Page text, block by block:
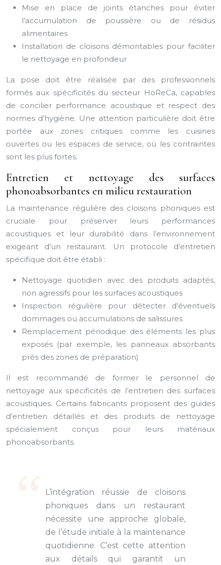
Mise en place de joints étanches pour éviter
l’accumulation de poussière ou de résidus
alimentaires
Installation de cloisons démontables pour faciliter
le nettoyage en profondeur
La pose doit être réalisée par des professionnels
formés aux spécificités du secteur HoReCa, capables
de concilier performance acoustique et respect des
normes d’hygiène. Une attention particulière doit être
portée aux zones critiques comme les cuisines
ouvertes ou les espaces de service, où les contraintes
sont les plus fortes.
Entretien et nettoyage des surfaces
phonoabsorbantes en milieu restauration
La maintenance régulière des cloisons phoniques est
cruciale pour préserver leurs performances
acoustiques et leur durabilité dans l’environnement
exigeant d’un restaurant. Un protocole d’entretien
spécifique doit être établi :
Nettoyage quotidien avec des produits adaptés,
non agressifs pour les surfaces acoustiques
Inspection régulière pour détecter d’éventuels
dommages ou accumulations de salissures
Remplacement périodique des éléments les plus
exposés (par exemple, les panneaux absorbants
près des zones de préparation)
Il est recommandé de former le personnel de
nettoyage aux spécificités de l’entretien des surfaces
acoustiques. Certains fabricants proposent des guides
d’entretien détaillés et des produits de nettoyage
spécialement conçus pour leurs matériaux
phonoabsorbants.
L’intégration réussie de cloisons
phoniques dans un restaurant
nécessite une approche globale,
de l’étude initiale à la maintenance
quotidienne. C’est cette attention
aux détails qui garantit un